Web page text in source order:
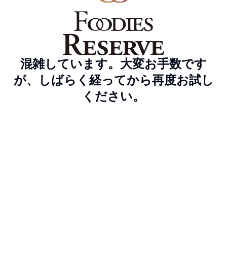
混雑しています。大変お手数です
が、しばらく経ってから再度お試し
ください。